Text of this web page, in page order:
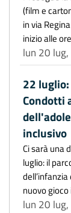
(film e
in via
inizio alle
lun 20
22
Condotti
inclusivo
Ci sarà una
luglio: il
nuovo
lun 20